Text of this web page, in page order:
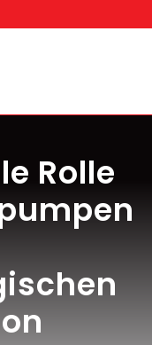
Rolle